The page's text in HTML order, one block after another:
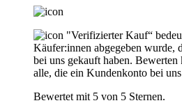
"Verifizierter Kauf“
Käufer:innen abgegeben wurde,
bei uns gekauft haben.
alle, die ein Kundenkonto bei
Bewertet mit 5 von 5 Sternen.